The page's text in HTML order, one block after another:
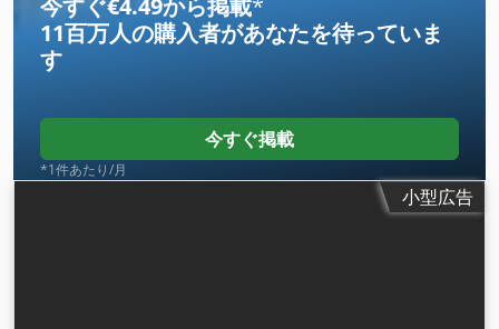
今すぐ€4.49から掲載*
11百万人の購入者があなたを待っていま
す
今すぐ掲載
*1件あたり/月
小型広告